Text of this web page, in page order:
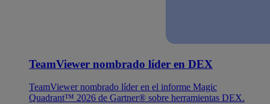
TeamViewer nombrado líder en DEX
TeamViewer nombrado líder en el informe Magic
Quadrant™ 2026 de Gartner® sobre herramientas DEX.